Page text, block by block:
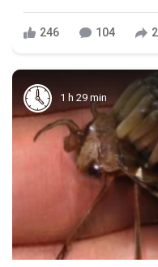
246 104
1 h 29 min